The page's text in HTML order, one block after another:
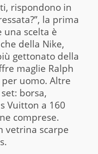
rispondono in
la prima
una scelta è
della Nike,
gettonato della
maglie Ralph
uomo. Altre
borsa,
Vuitton a 160
comprese.
vetrina scarpe